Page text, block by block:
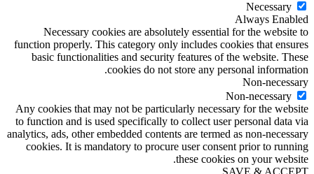
Necessary
Always Enabled
Necessary cookies are absolutely essential for the website to
function properly. This category only includes cookies that ensures
basic functionalities and security features of the website. These
cookies do not store any personal information.
Non-necessary
Non-necessary
Any cookies that may not be particularly necessary for the website
to function and is used specifically to collect user personal data via
analytics, ads, other embedded contents are termed as non-necessary
cookies. It is mandatory to procure user consent prior to running
these cookies on your website.
SAVE & ACCEPT